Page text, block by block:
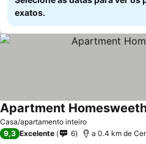
exatos.
Casa/apartamento inteiro
Apartment
9,3 Excelente 6 a 0.4 km de